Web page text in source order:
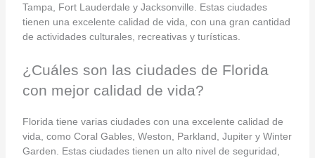
Tampa, Fort Lauderdale y Jacksonville. Estas ciudades
tienen una excelente calidad de vida, con una gran cantidad
de actividades culturales, recreativas y turísticas.
¿Cuáles son las ciudades de Florida
con mejor calidad de vida?
Florida tiene varias ciudades con una excelente calidad de
vida, como Coral Gables, Weston, Parkland, Jupiter y Winter
Garden. Estas ciudades tienen un alto nivel de seguridad,